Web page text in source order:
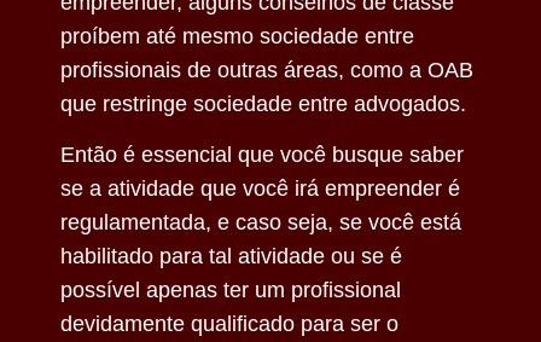
proíbem até mesmo sociedade entre
profissionais de outras áreas, como a OAB
que restringe sociedade entre advogados.
Então é essencial que você busque saber
se a atividade que você irá empreender é
regulamentada, e caso seja, se você está
habilitado para tal atividade ou se é
possível apenas ter um profissional
devidamente qualificado para ser o